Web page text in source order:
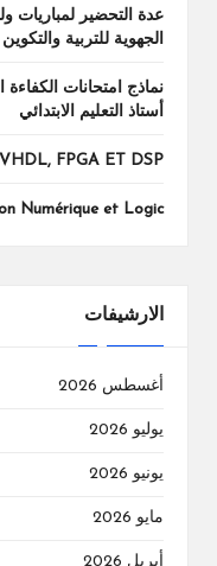
عدة التحضير لمباريات
الجهوية للتربية والتكوين 2026/2027
نماذج امتحانات الكفاءة
أستاذ التعليم الابتدائي
VHDL, FPGA ET DSP
Numérique et Logic
الارشيفات
أغسطس 2026
يوليو 2026
يونيو 2026
مايو 2026
أبريل 2026